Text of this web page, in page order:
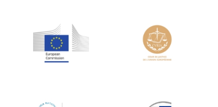
Jens Kreisel
Jeroen Dijsselbloem